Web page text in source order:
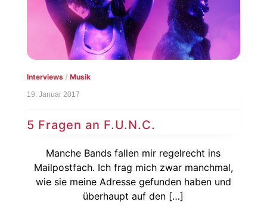
Interviews/ Musik
19. Januar 2017
5 Fragen an F.U.N.C.
Manche Bands fallen mir regelrecht ins
Mailpostfach. Ich frag mich zwar manchmal,
wie sie meine Adresse gefunden haben und
überhaupt auf den […]